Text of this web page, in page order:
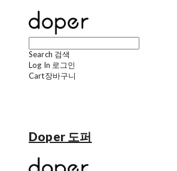
Search 검색
Log In 로그인
Cart장바구니
Doper 도퍼